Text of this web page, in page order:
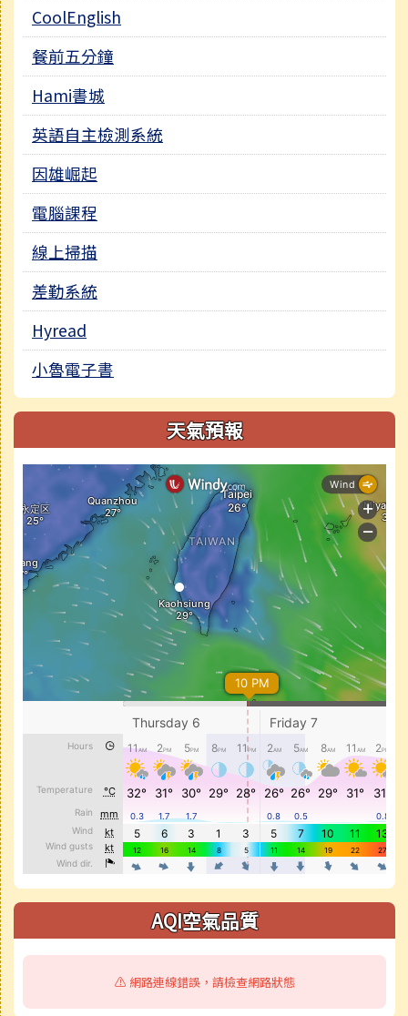
CoolEnglish
餐前五分鐘
Hami書城
英語自主檢測系統
因雄崛起
電腦課程
線上掃描
差勤系統
Hyread
小魯電子書
天氣預報
AQI空氣品質
⚠️ 網路連線錯誤，請檢查網路狀態